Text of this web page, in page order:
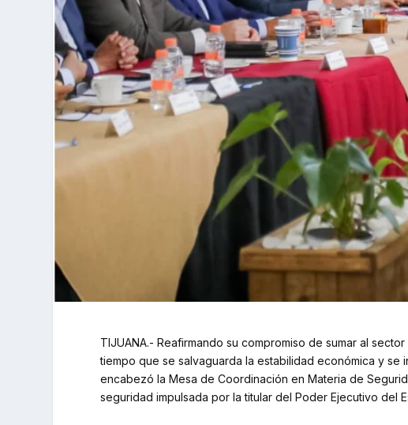
TIJUANA.- Reafirmando su compromiso de sumar al
tiempo que se salvaguarda la estabilidad económica y se
encabezó la Mesa de Coordinación en Materia de
seguridad impulsada por la titular del Poder Ejecutivo del